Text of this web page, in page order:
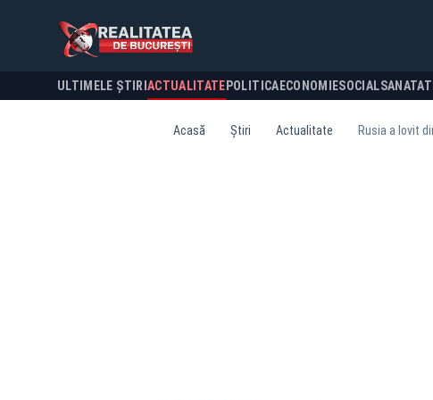
ULTIMELE ȘTIRI ACTUALITATE POLITICA ECONOMIESOCIAL
Acasă Știri Actualitate Rusia a lovit